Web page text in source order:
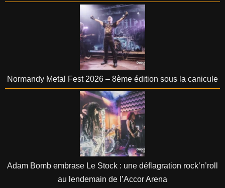
Normandy Metal Fest 2026 – 8ème édition sous la canicule
Adam Bomb embrase Le Stock : une déflagration rock’n’roll
au lendemain de l’Accor Arena